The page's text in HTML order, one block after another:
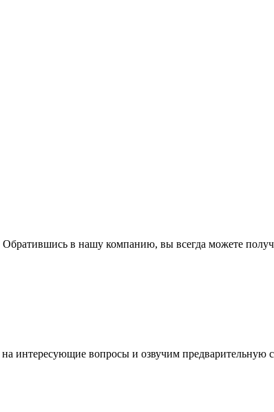
Обратившись в нашу компанию, вы всегда можете
интересующие вопросы и озвучим предварительную